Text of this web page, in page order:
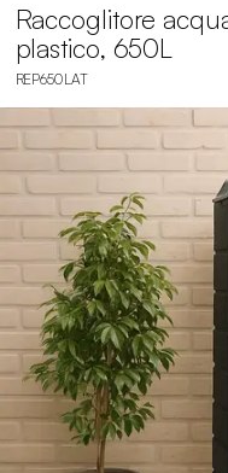
Raccoglitore
plastico, 650L
REP650LAT